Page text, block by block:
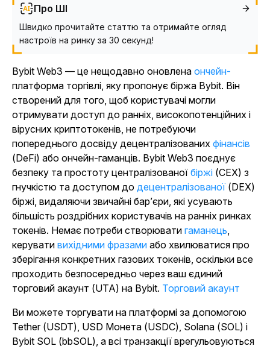
Про ШІ
Швидко прочитайте статтю та отримайте огляд
настроїв на ринку за 30 секунд!
Bybit Web3 — це нещодавно оновлена ончейн-
платформа торгівлі, яку пропонує біржа Bybit. Він
створений для того, щоб користувачі могли
отримувати доступ до ранніх, високопотенційних і
вірусних криптотокенів, не потребуючи
попереднього досвіду децентралізованих фінансів
(DeFi) або ончейн-гаманців. Bybit Web3 поєднує
безпеку та простоту централізованої біржі (CEX) з
гнучкістю та доступом до децентралізованої (DEX)
біржі, видаляючи звичайні бар’єри, які усувають
більшість роздрібних користувачів на ранніх ринках
токенів. Немає потреби створювати гаманець,
керувати вихідними фразами або хвилюватися про
зберігання конкретних газових токенів, оскільки все
проходить безпосередньо через ваш єдиний
торговий акаунт (UTA) на Bybit. Торговий акаунт
Ви можете торгувати на платформі за допомогою
Tether (USDT), USD Монета (USDC), Solana (SOL) і
Bybit SOL (bbSOL), а всі транзакції врегульовуються